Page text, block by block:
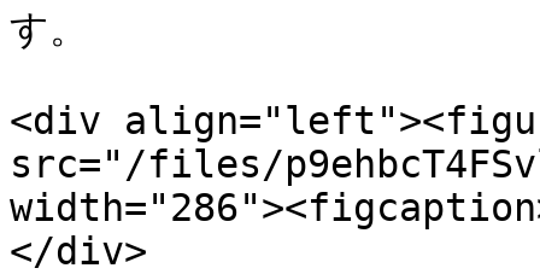
す。
<div
src="/files/
</div>